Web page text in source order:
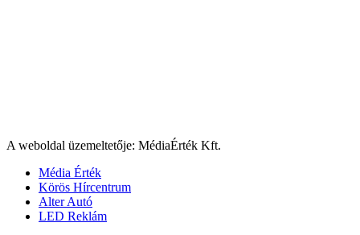
A weboldal üzemeltetője: MédiaÉrték Kft.
Média Érték
Körös Hírcentrum
Alter Autó
LED Reklám